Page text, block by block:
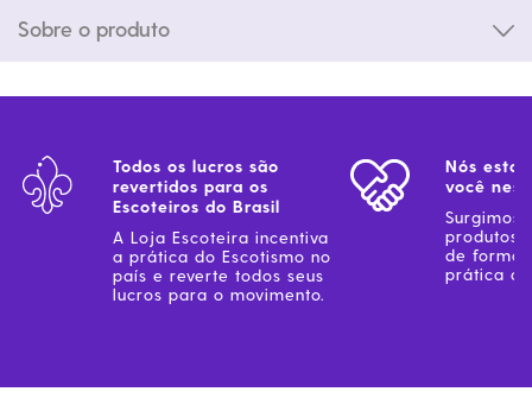
Sobre o produto
Todos os lucros são
revertidos para os
Escoteiros do Brasil
A Loja Escoteira incentiva
a prática do Escotismo no
país e reverte todos seus
lucros para o movimento.
Nós
você
Surgimos
produtos
de forma
prática